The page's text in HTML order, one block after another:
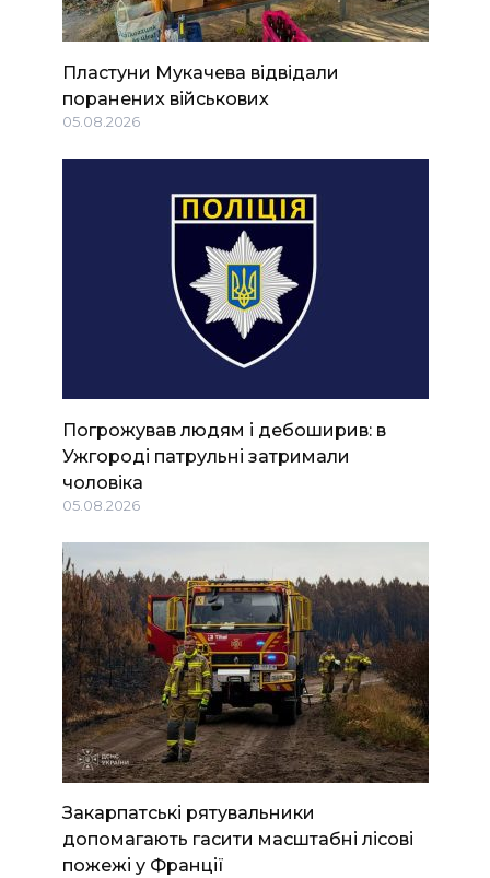
Пластуни Мукачева відвідали
поранених військових
05.08.2026
Погрожував людям і дебоширив: в
Ужгороді патрульні затримали
чоловіка
05.08.2026
Закарпатські рятувальники
допомагають гасити масштабні лісові
пожежі у Франції